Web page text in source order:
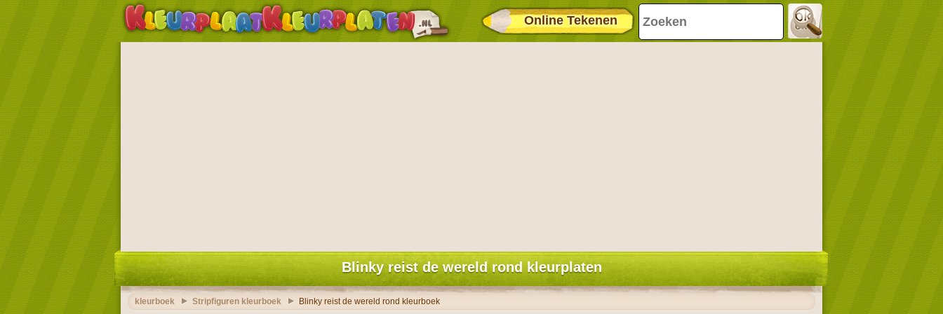
Online Tekenen
Blinky reist de wereld rond kleurplaten
kleurboek Stripfiguren kleurboek Blinky reist de wereld rond kleurboek